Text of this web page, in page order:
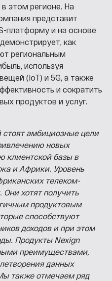
этом регионе. На
представит
платформу и на основе
как
региональным
используя
(IoT) и 5G, а также
и сократить
продуктов и услуг.
амбициозные цели
новых
клиентской базы в
и Африки. Уровень
телеком-
Они хотят получить
продуктовым
способствуют
доходов и при этом
Продукты Nexign
преимуществами,
данных
также отмечаем ряд